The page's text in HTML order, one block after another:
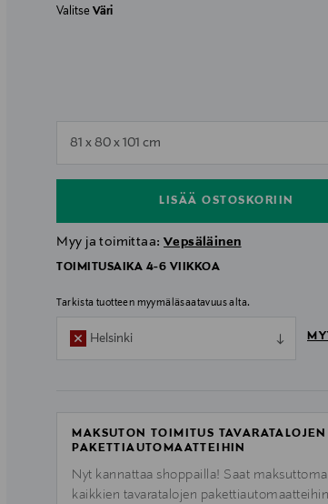
ValitseVäri
81 x 80 x 101 cm
LISÄÄ OSTOSKORIIN
null
Myy ja toimittaa: Vepsäläinen
TOIMITUSAIKA 4-6 VIIKKOA
Tarkista tuotteen myymäläsaatavuus alta.
Helsinki
MAKSUTON TOIMITUS TAVARATALOJEN
PAKETTIAUTOMAATTEIHIN
Nyt kannattaa shoppailla! Saat
kaikkien tavaratalojen